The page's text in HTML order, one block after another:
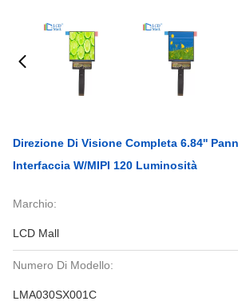
Direzione Di Visione Completa 6.84''
Interfaccia W/MIPI 120 Luminosità
Marchio:
LCD Mall
Numero Di Modello:
LMA030SX001C